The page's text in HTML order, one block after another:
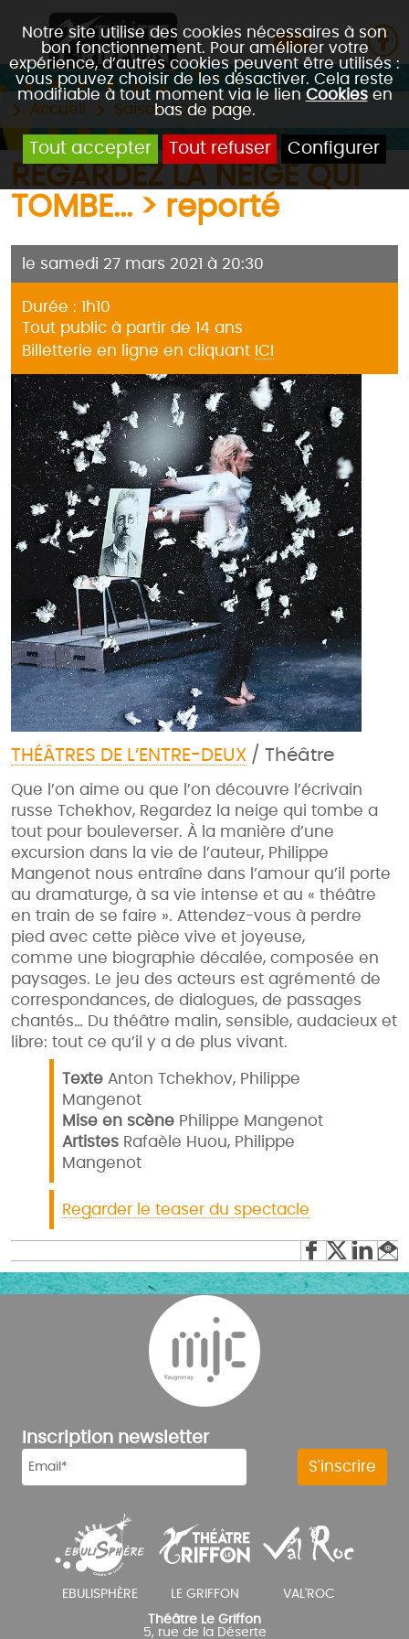
Notre site utilise des cookies nécessaires à son
bon fonctionnement. Pour améliorer votre
expérience, d’autres cookies peuvent être utilisés :
vous pouvez choisir de les désactiver. Cela reste
modifiable à tout moment via le lienCookiesen
bas de page.
Tout accepter Tout refuser Configurer
Accueil Saison 2020-2021
REGARDEZ LA NEIGE QUI
TOMBE... > reporté
le samedi 27 mars 2021 à 20:30
Durée : 1h10
Tout public à partir de 14 ans
Billetterie en ligne en cliquant ICI
THÉÂTRES DE L’ENTRE-DEUX / Théâtre
Que l’on aime ou que l’on découvre l’écrivain
russe Tchekhov, Regardez la neige qui tombe a
tout pour bouleverser. À la manière d’une
excursion dans la vie de l’auteur, Philippe
Mangenot nous entraîne dans l’amour qu’il porte
au dramaturge, à sa vie intense et au « théâtre
en train de se faire ». Attendez-vous à perdre
pied avec cette pièce vive et joyeuse,
comme une biographie décalée, composée en
paysages. Le jeu des acteurs est agrémenté de
correspondances, de dialogues, de passages
chantés… Du théâtre malin, sensible, audacieux et
libre: tout ce qu’il y a de plus vivant.
Texte Anton Tchekhov, Philippe
Mangenot
Mise en scène Philippe Mangenot
Artistes Rafaèle Huou, Philippe
Mangenot
Regarder le teaser du spectacle
Inscription newsletter
Théâtre Le Griffon
5, rue de la Déserte